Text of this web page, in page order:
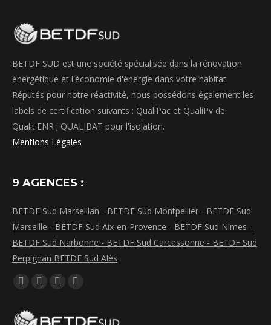
BETDF SUD est une société spécialisée dans la rénovation
énergétique et l'économie d'énergie dans votre habitat.
Réputés pour notre réactivité, nous possédons également les
labels de certification suivants : QualiPac et QualiPv de
Qualit'ENR ; QUALIBAT pour l'isolation.
Mentions Légales
9 AGENCES :
BETDF Sud Marseillan - BETDF Sud Montpellier - BETDF Sud
Marseille - BETDF Sud Aix-en-Provence - BETDF Sud Nimes -
BETDF Sud Narbonne - BETDF Sud Carcassonne - BETDF Sud
Perpignan BETDF Sud Alès
Trouvez nous sur :
La
Facebook
La
LinkedIn
La
Instagram
La
WhatsApp